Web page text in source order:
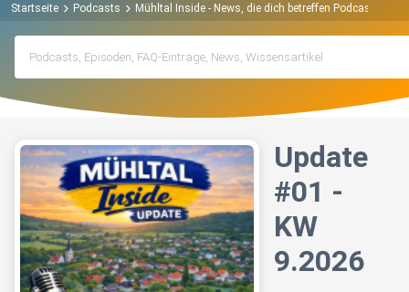
Startseite Podcasts Mühltal Inside - News, die dich betreffen Podcast
Update
#01 -
KW
9.2026